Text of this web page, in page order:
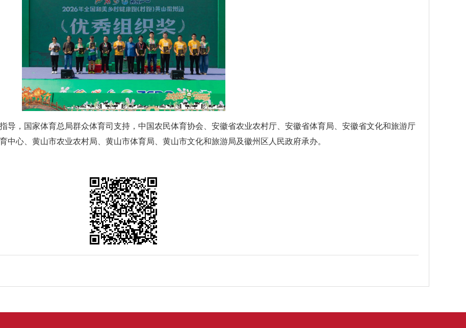
，国家体育总局群众体育司支持，中国农民体育协会、安徽省农业农村厅、安徽省体育局、安徽省文化和旅游厅
中心、黄山市农业农村局、黄山市体育局、黄山市文化和旅游局及徽州区人民政府承办。